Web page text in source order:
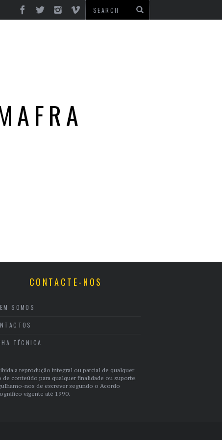
CONTACTE-NOS
SOMOS
TÉCNICA
a reprodução integral ou parcial de qualquer
de conteúdo para qualquer finalidade ou suporte.
nos de escrever segundo o Acordo
vigente até 1990.